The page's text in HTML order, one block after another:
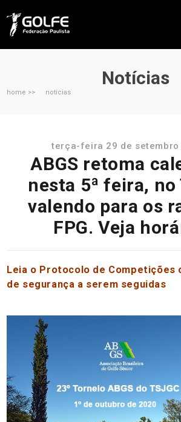
Notícias
home >> notícias
terça-feira 29 de setembro
ABGS retoma
nesta 5ª feira, no
valendo para os
FPG. Veja
Leia o Protocolo de Competições
de segurança a serem seguidas